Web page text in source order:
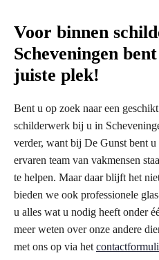
Voor binnen
Scheveningen
juiste plek!
Bent u op zoek naar een
schilderwerk bij u in
verder, want bij De Gunst bent u
ervaren team van vakmensen
te helpen. Maar daar blijft het
bieden we ook professionele
u alles wat u nodig heeft onder
meer weten over onze andere
met ons op via het